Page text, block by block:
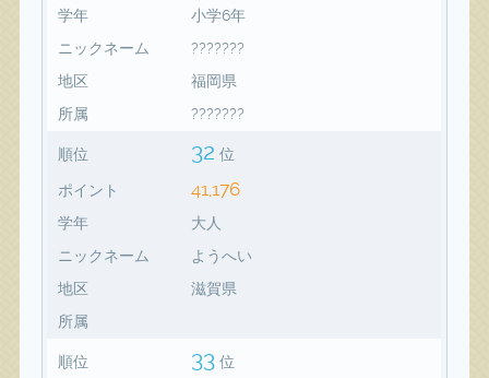
学年
小学6年
ニックネーム
???????
地区
福岡県
所属
???????
順位 32 位
ポイント 41,176
学年
大人
ニックネーム
ようへい
地区
滋賀県
所属
順位 33 位